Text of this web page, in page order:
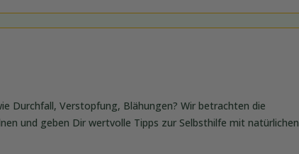
Durchfall, Verstopfung, Blähungen? Wir betrachten die
und geben Dir wertvolle Tipps zur Selbsthilfe mit natürlichen